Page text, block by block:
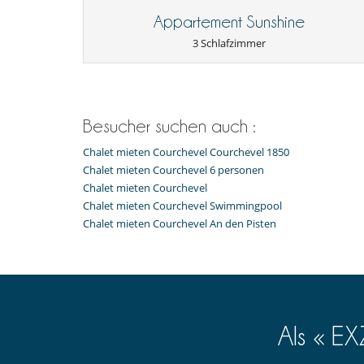
Wasserkocher
Internetzugang (Wifi)
- Die Stornobedingungen beziehen sich auf die
- Stornierung ab31 Tagevor Anreisetermin :100 %
des Gesamtbetrages
Appartement Sunshine
3 Schlafzimmer
Besucher suchen auch :
Chalet mieten Courchevel Courchevel 1850
Chalet mieten Courchevel 6 personen
Chalet mieten Courchevel
Chalet mieten Courchevel Swimmingpool
Chalet mieten Courchevel An den Pisten
Als «